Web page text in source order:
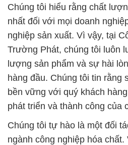
Chúng tôi hiểu rằng chất
nhất đối với mọi doanh
nghiệp sản xuất. Vì vậy, tại
Trường Phát, chúng tôi luôn
lượng sản phẩm và sự hài
hàng đầu. Chúng tôi tin rằng
bền vững với quý khách
phát triển và thành công của
Chúng tôi tự hào là một đối
ngành công nghiệp hóa